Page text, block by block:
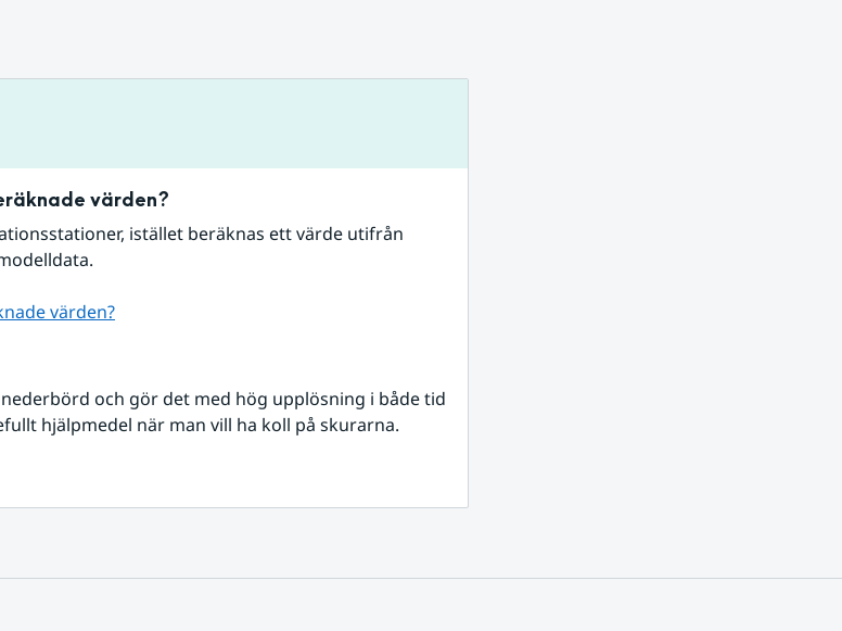
värden?
istället beräknas ett värde utifrån
värden?
och gör det med hög upplösning i både tid
hjälpmedel när man vill ha koll på skurarna.